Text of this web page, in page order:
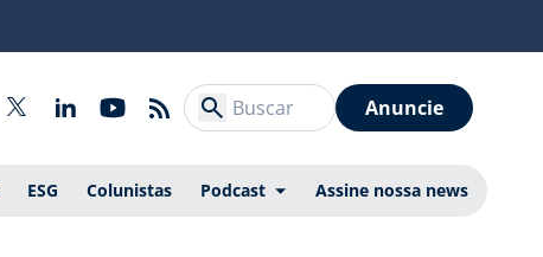
Anuncie
ESG Colunistas Podcast Assine nossa news